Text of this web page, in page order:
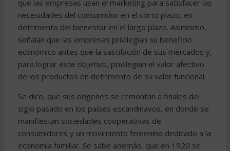
que las empresas usan el marketing para satisfacer las
necesidades del consumidor en el corto plazo, en
detrimento del bienestar en el largo plazo. Asimismo,
señalan que las empresas privilegian su beneficio
económico antes que la sastifación de sus mercados y,
para lograr este objetivo, privilegian el valor afectivo
de los productos en detrimento de su valor funcional.
Se dice, que sus orígenes se remontan a finales del
siglo pasado en los países escandinavos, en donde se
manifiestan sociedades cooperativas de
consumidores y un movimiento femenino dedicado a la
economía familiar. Se sabe además, que en 1920 se